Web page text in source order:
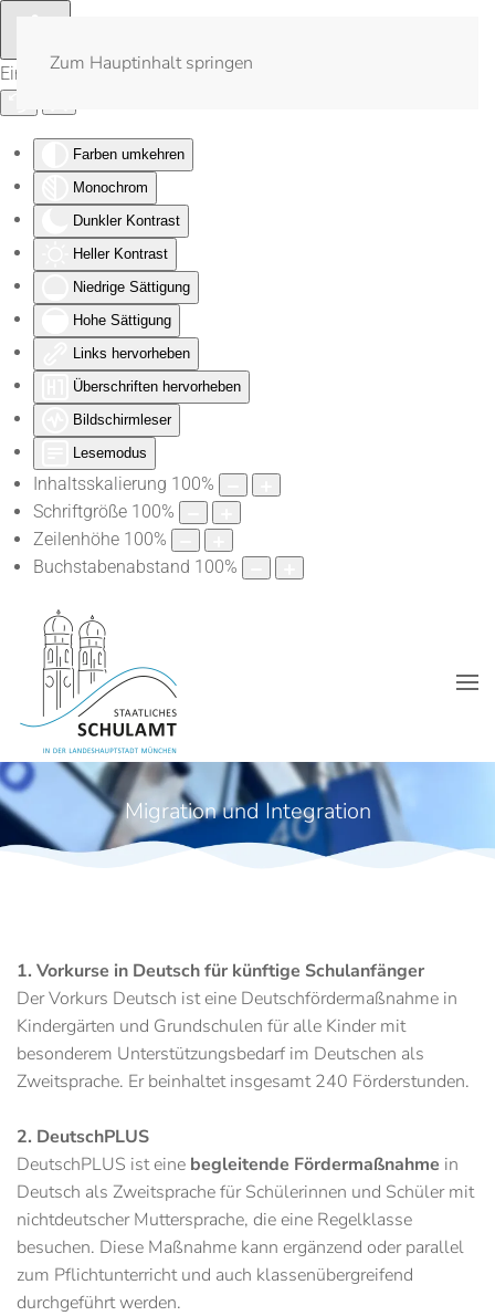
Eingabehilfen öffnen
Farben umkehren
Monochrom
Dunkler Kontrast
Heller Kontrast
Niedrige Sättigung
Hohe Sättigung
Links hervorheben
Überschriften hervorheben
Bildschirmleser
Lesemodus
Inhaltsskalierung 100%
Schriftgröße 100%
Zeilenhöhe 100%
Buchstabenabstand 100%
Zum Hauptinhalt springen
Migration und Integration
1. Vorkurse in Deutsch für künftige Schulanfänger
Der Vorkurs Deutsch ist eine Deutschfördermaßnahme in
Kindergärten und Grundschulen für alle Kinder mit
besonderem Unterstützungsbedarf im Deutschen als
Zweitsprache. Er beinhaltet insgesamt 240 Förderstunden.
2. DeutschPLUS
DeutschPLUS ist eine begleitende Fördermaßnahme in
Deutsch als Zweitsprache für Schülerinnen und Schüler mit
nichtdeutscher Muttersprache, die eine Regelklasse
besuchen. Diese Maßnahme kann ergänzend oder parallel
zum Pflichtunterricht und auch klassenübergreifend
durchgeführt werden.